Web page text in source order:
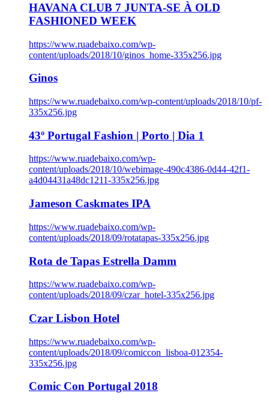
HAVANA CLUB 7 JUNTA-SE À OLD
FASHIONED WEEK
https://www.ruadebaixo.com/wp-
content/uploads/2018/10/ginos_home-335x256.jpg
Ginos
https://www.ruadebaixo.com/wp-content/uploads/2018/10/pf-
335x256.jpg
43º Portugal Fashion | Porto | Dia 1
https://www.ruadebaixo.com/wp-
content/uploads/2018/10/webimage-490c4386-0d44-42f1-
a4d04431a48dc1211-335x256.jpg
Jameson Caskmates IPA
https://www.ruadebaixo.com/wp-
content/uploads/2018/09/rotatapas-335x256.jpg
Rota de Tapas Estrella Damm
https://www.ruadebaixo.com/wp-
content/uploads/2018/09/czar_hotel-335x256.jpg
Czar Lisbon Hotel
https://www.ruadebaixo.com/wp-
content/uploads/2018/09/comiccon_lisboa-012354-
335x256.jpg
Comic Con Portugal 2018